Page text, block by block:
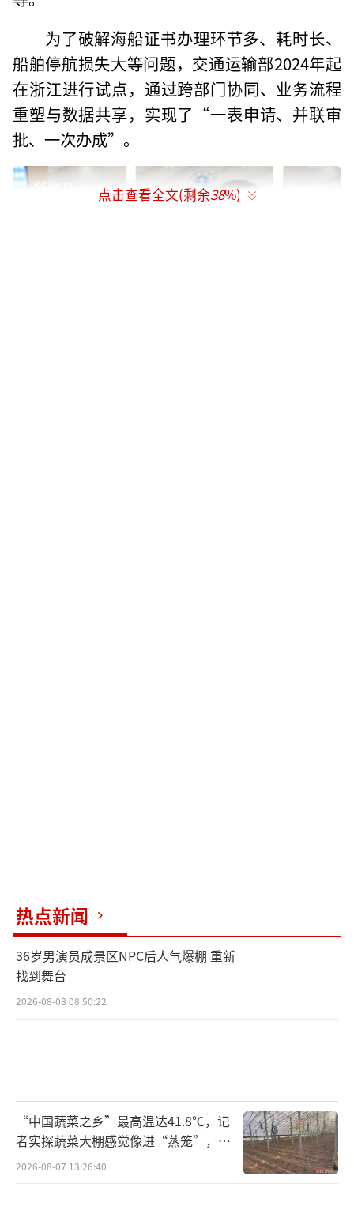
为了破解海船证书办理环节多、耗时长、
船舶停航损失大等问题，交通运输部2024年起
在浙江进行试点，通过跨部门协同、业务流程
重塑与数据共享，实现了“一表申请、并联审
批、一次办成”。
点击查看全文(剩余38%)
热点新闻
36岁男演员成景区NPC后人气爆棚 重新
找到舞台
2026-08-08 08:50:22
“中国蔬菜之乡”最高温达41.8℃，记
者实探蔬菜大棚感觉像进“蒸笼”，有
村民称只能凌晨两点起来干活
2026-08-07 13:26:40